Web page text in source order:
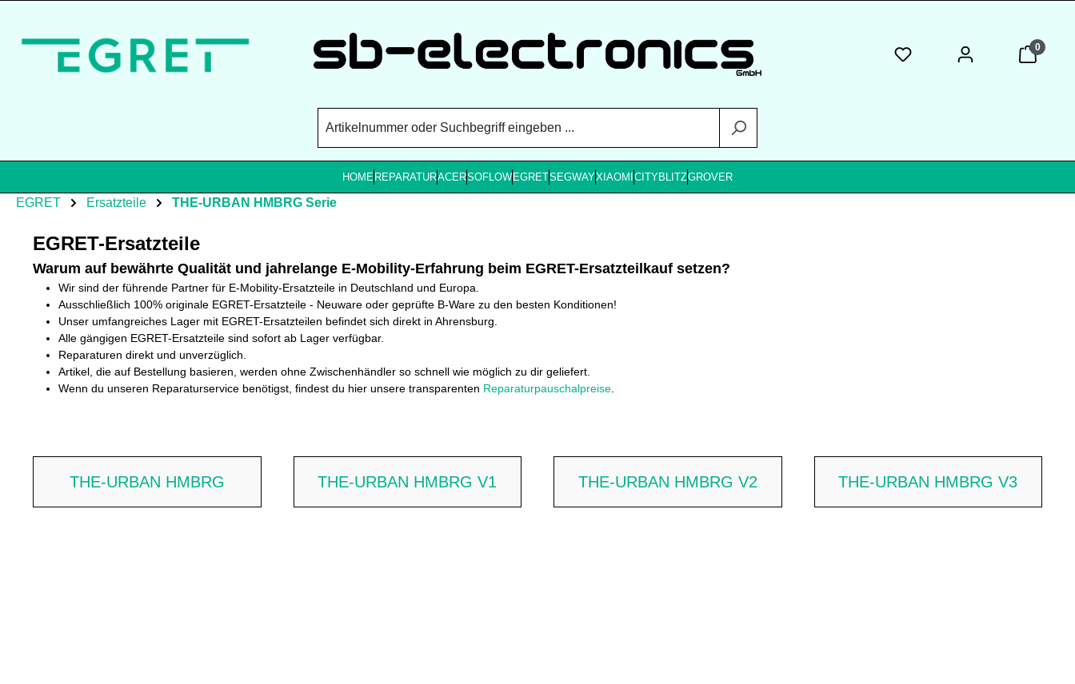
0
HOME REPARATURACERSOFLOW EGRETSEGWAYXIAOMI CITYBLITZGROVER
EGRET Ersatzteile THE-URBAN HMBRG Serie
EGRET-Ersatzteile
Warum auf bewährte Qualität und jahrelange E-Mobility-Erfahrung beim EGRET-Ersatzteilkauf setzen?
Wir sind der führende Partner für E-Mobility-Ersatzteile in Deutschland und Europa.
Ausschließlich 100% originale EGRET-Ersatzteile - Neuware oder geprüfte B-Ware zu den besten Konditionen!
Unser umfangreiches Lager mit EGRET-Ersatzteilen befindet sich direkt in Ahrensburg.
Alle gängigen EGRET-Ersatzteile sind sofort ab Lager verfügbar.
Reparaturen direkt und unverzüglich.
Artikel, die auf Bestellung basieren, werden ohne Zwischenhändler so schnell wie möglich zu dir geliefert.
Wenn du unseren Reparaturservice benötigst, findest du hier unsere transparenten Reparaturpauschalpreise.
THE-URBAN HMBRG THE-URBAN HMBRG V1 THE-URBAN HMBRG V2 THE-URBAN HMBRG V3